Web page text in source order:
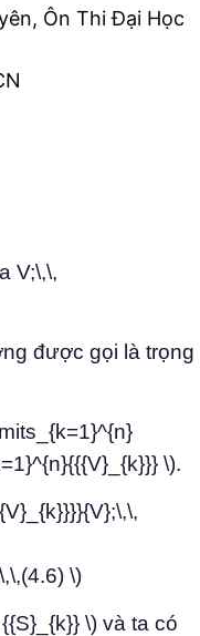
Ôn Thi Đại Học
V;\,\,
được gọi là trọng
\).
\)
\) và ta có